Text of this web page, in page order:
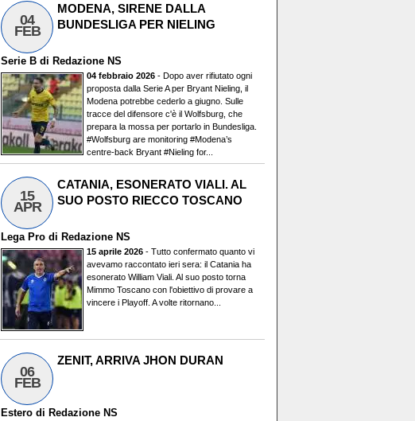
04
FEB
MODENA, SIRENE DALLA
BUNDESLIGA PER NIELING
Serie B di Redazione NS
04 febbraio 2026 - Dopo aver rifiutato ogni
proposta dalla Serie A per Bryant Nieling, il
Modena potrebbe cederlo a giugno. Sulle
tracce del difensore c'è il Wolfsburg, che
prepara la mossa per portarlo in Bundesliga.
#Wolfsburg are monitoring #Modena’s
centre-back Bryant #Nieling for...
15
APR
CATANIA, ESONERATO VIALI. AL
SUO POSTO RIECCO TOSCANO
Lega Pro di Redazione NS
15 aprile 2026 - Tutto confermato quanto vi
avevamo raccontato ieri sera: il Catania ha
esonerato William Viali. Al suo posto torna
Mimmo Toscano con l'obiettivo di provare a
vincere i Playoff. A volte ritornano...
06
FEB
ZENIT, ARRIVA JHON DURAN
Estero di Redazione NS